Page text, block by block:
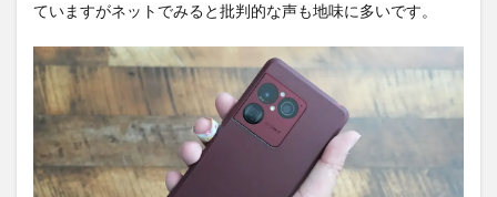
ていますがネットでみると批判的な声も地味に多いです。